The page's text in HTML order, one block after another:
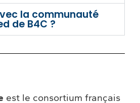
la communauté
de B4C ?
est le consortium français